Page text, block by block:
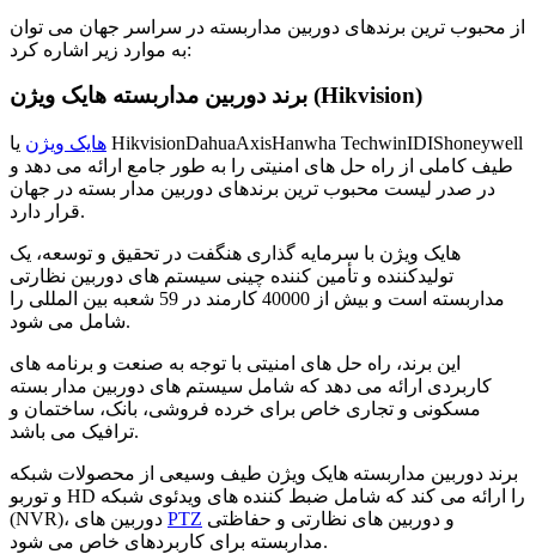
از محبوب ترین برندهای دوربین مداربسته در سراسر جهان می توان
به موارد زیر اشاره کرد:
برند دوربین مداربسته هایک ویژن (Hikvision)
هایک ویژن یا HikvisionDahuaAxisHanwha TechwinIDIShoneywell
طیف کاملی از راه حل های امنیتی را به طور جامع ارائه می دهد و
در صدر لیست محبوب ترین برندهای دوربین مدار بسته در جهان
قرار دارد.
هایک ویژن با سرمایه گذاری هنگفت در تحقیق و توسعه، یک
تولیدکننده و تأمین کننده چینی سیستم های دوربین نظارتی
مداربسته است و بیش از 40000 کارمند در 59 شعبه بین المللی را
شامل می شود.
این برند، راه حل های امنیتی با توجه به صنعت و برنامه های
کاربردی ارائه می دهد که شامل سیستم های دوربین مدار بسته
مسکونی و تجاری خاص برای خرده فروشی، بانک، ساختمان و
ترافیک می باشد.
برند دوربین مداربسته هایک ویژن طیف وسیعی از محصولات شبکه
و توربو HD را ارائه می کند که شامل ضبط کننده های ویدئوی شبکه
PTZ
مداربسته برای کاربردهای خاص می شود.